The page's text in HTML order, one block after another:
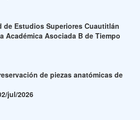
de Estudios Superiores Cuautitlán
Académica Asociada B de Tiempo
de piezas anatómicas de
jul/2026